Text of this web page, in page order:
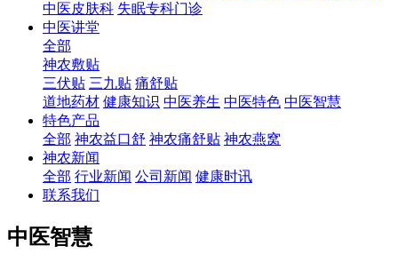
中医皮肤科 失眠专科门诊
中医讲堂
全部
神农敷贴
三伏贴 三九贴 痛舒贴
道地药材 健康知识 中医养生 中医特色 中医智慧
特色产品
全部 神农益口舒 神农痛舒贴 神农燕窝
神农新闻
全部 行业新闻 公司新闻 健康时讯
联系我们
中医智慧